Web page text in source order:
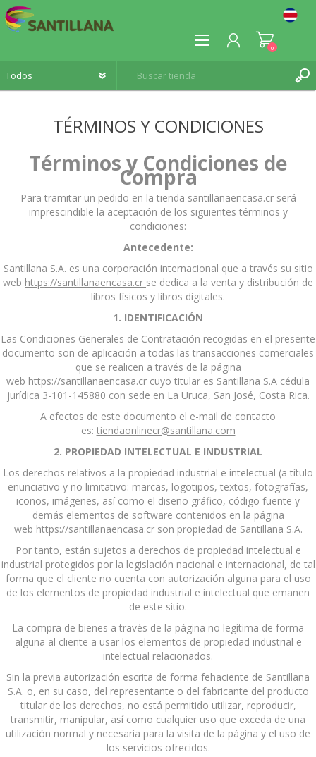
REGISTRO
0
TÉRMINOS Y CONDICIONES
Términos y Condiciones de
Compra
Para tramitar un pedido en la tienda santillanaencasa.cr será
imprescindible la aceptación de los siguientes términos y
condiciones:
Antecedente:
Santillana S.A. es una corporación internacional que a través su sitio
web https://santillanaencasa.cr se dedica a la venta y distribución de
libros físicos y libros digitales.
1. IDENTIFICACIÓN
Las Condiciones Generales de Contratación recogidas en el presente
documento son de aplicación a todas las transacciones comerciales
que se realicen a través de la página
web https://santillanaencasa.cr cuyo titular es Santillana S.A cédula
jurídica 3-101-145880 con sede en La Uruca, San José, Costa Rica.
A efectos de este documento el e-mail de contacto
es: tiendaonlinecr@santillana.com
2. PROPIEDAD INTELECTUAL E INDUSTRIAL
Los derechos relativos a la propiedad industrial e intelectual (a título
enunciativo y no limitativo: marcas, logotipos, textos, fotografías,
iconos, imágenes, así como el diseño gráfico, código fuente y
demás elementos de software contenidos en la página
web https://santillanaencasa.crson propiedad de Santillana S.A.
Por tanto, están sujetos a derechos de propiedad intelectual e
industrial protegidos por la legislación nacional e internacional, de tal
forma que el cliente no cuenta con autorización alguna para el uso
de los elementos de propiedad industrial e intelectual que emanen
de este sitio.
La compra de bienes a través de la página no legitima de forma
alguna al cliente a usar los elementos de propiedad industrial e
intelectual relacionados.
Sin la previa autorización escrita de forma fehaciente de Santillana
S.A. o, en su caso, del representante o del fabricante del producto
titular de los derechos, no está permitido utilizar, reproducir,
transmitir, manipular, así como cualquier uso que exceda de una
utilización normal y necesaria para la visita de la página y el uso de
los servicios ofrecidos.